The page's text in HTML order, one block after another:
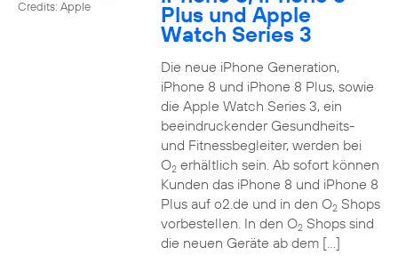
Credits: Apple Plus und Apple
Watch Series 3
Die neue iPhone Generation,
iPhone 8 und iPhone 8 Plus, sowie
die Apple Watch Series 3, ein
beeindruckender Gesundheits-
und Fitnessbegleiter, werden bei
O2erhältlich sein. Ab sofort können
Kunden das iPhone 8 und iPhone 8
Plus auf o2.de und in den O2Shops
vorbestellen. In den O2Shops sind
die neuen Geräte ab dem […]